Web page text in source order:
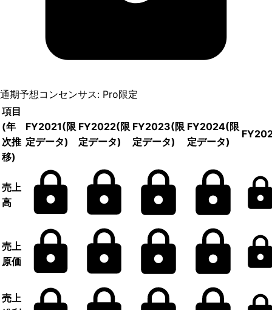
通期予想コンセンサス: Pro限定
項目
(年
次推
移)
FY2021(限
定データ)
FY2022(限
定データ)
FY2023(限
定データ)
FY2024(限
定データ)
売上
高
売上
原価
売上